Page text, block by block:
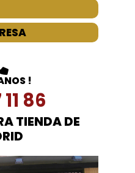
!
86
TIENDA DE